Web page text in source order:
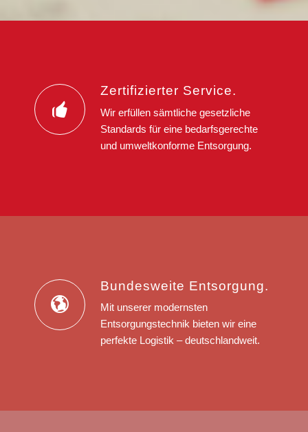
Zertifizierter Service.
Wir erfüllen sämtliche gesetzliche
Standards für eine bedarfsgerechte
und umweltkonforme Entsorgung.
Bundesweite Entsorgung.
Mit unserer modernsten
Entsorgungstechnik bieten wir eine
perfekte Logistik – deutschlandweit.